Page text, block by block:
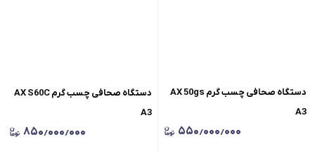
دستگاه صحافی چسب گرم AX 50gs
A3
۵۵۰٫۰۰۰٫۰۰۰
دستگاه صحافی چسب گرم AX S60C
A3
۸۵۰٫۰۰۰٫۰۰۰